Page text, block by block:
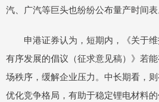
汽、广汽等巨头也纷纷公布量产时间表
申港证券认为，短期内，《关于维
有序发展的倡议（征求意见稿）》若
场秩序，缓解企业压力。中长期看，
优化竞争格局，有助于稳定锂电材料